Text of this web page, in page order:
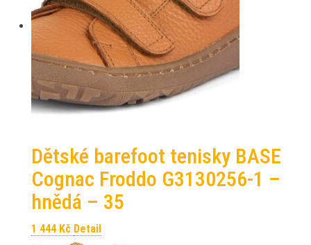
Dětské barefoot tenisky BASE
Cognac Froddo G3130256-1 –
hnědá – 35
1 444 Kč Detail